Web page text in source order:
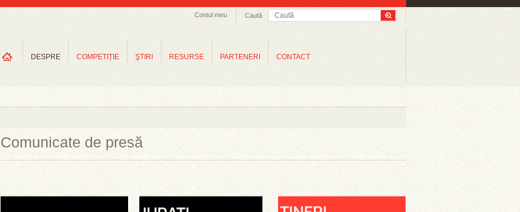
Caută
Contul meu
DESPRE COMPETIȚIE ŞTIRI RESURSE PARTENERI CONTACT
Comunicate de presă